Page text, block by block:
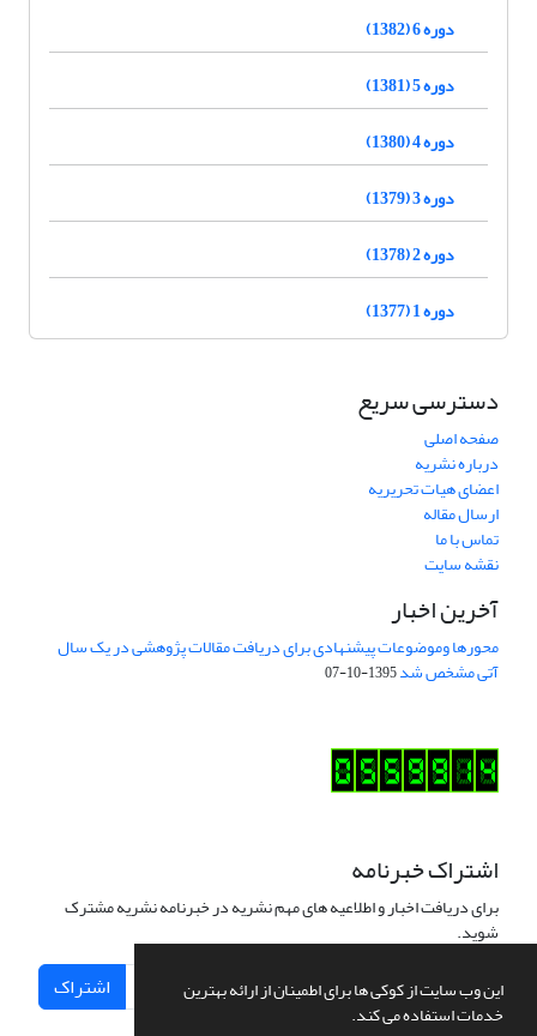
این وب سایت از کوکی ها برای اطمینان از ارائه بهترین
خدمات استفاده می کند.
دوره 6 (1382)
دوره 5 (1381)
دوره 4 (1380)
دوره 3 (1379)
دوره 2 (1378)
دوره 1 (1377)
دسترسی سریع
صفحه اصلی
درباره نشریه
اعضای هیات تحریریه
ارسال مقاله
تماس با ما
نقشه سایت
آخرین اخبار
محورها وموضوعات پیشنهادی برای دریافت مقالات پژوهشی در یک سال
آتی مشخص شد1395-10-07
اشتراک خبرنامه
برای دریافت اخبار و اطلاعیه های مهم نشریه در خبرنامه نشریه مشترک
شوید.
اشتراک